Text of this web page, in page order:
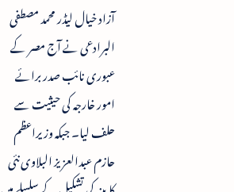
آزاد خیال لیڈر محمد مصطفی
البرادعی نے آج مصر کے
عبوری نائب صدر برائے
امور خارجہ کی حیثیت سے
حلف لیا۔ جبکہ وزیراعظم
حازم عبدالعزیز البلاوی نئی